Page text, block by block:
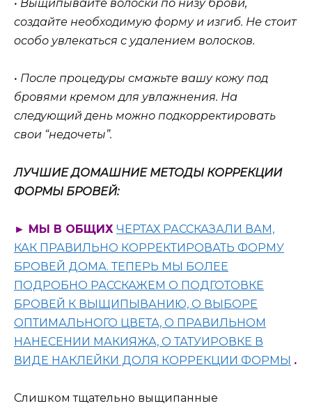
• Выщипывайте волоски по низу брови,
создайте необходимую форму и изгиб. Не стоит
особо увлекаться с удалением волосков.
• После процедуры смажьте вашу кожу под
бровями кремом для увлажнения. На
следующий день можно подкорректировать
свои “недочеты”.
ЛУЧШИЕ ДОМАШНИЕ МЕТОДЫ КОРРЕКЦИИ
ФОРМЫ БРОВЕЙ:
► МЫ В ОБЩИХ ЧЕРТАХ РАССКАЗАЛИ ВАМ,
КАК ПРАВИЛЬНО КОРРЕКТИРОВАТЬ ФОРМУ
БРОВЕЙ ДОМА. ТЕПЕРЬ МЫ БОЛЕЕ
ПОДРОБНО РАССКАЖЕМ О ПОДГОТОВКЕ
БРОВЕЙ К ВЫЩИПЫВАНИЮ, О ВЫБОРЕ
ОПТИМАЛЬНОГО ЦВЕТА, О ПРАВИЛЬНОМ
НАНЕСЕНИИ МАКИЯЖА, О ТАТУИРОВКЕ В
ВИДЕ НАКЛЕЙКИ ДОЛЯ КОРРЕКЦИИ ФОРМЫ .
Слишком тщательно выщипанные